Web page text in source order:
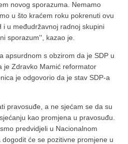
novog sporazuma. Nemamo
u što kraćem roku pokrenuti ovu
i u međudržavnoj radnoj skupini
sporazum'', kazao je.
apsurdnom s obzirom da je SDP u
je Zdravko Mamić reformator
je odgovorio da je stav SDP-a
pravosuđe, a ne sjećam se da su
kao promjena u pravosuđu.
predvidjeli u Nacionalnom
će se pozitivne promjene u